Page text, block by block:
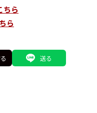
ちら
ら
送る